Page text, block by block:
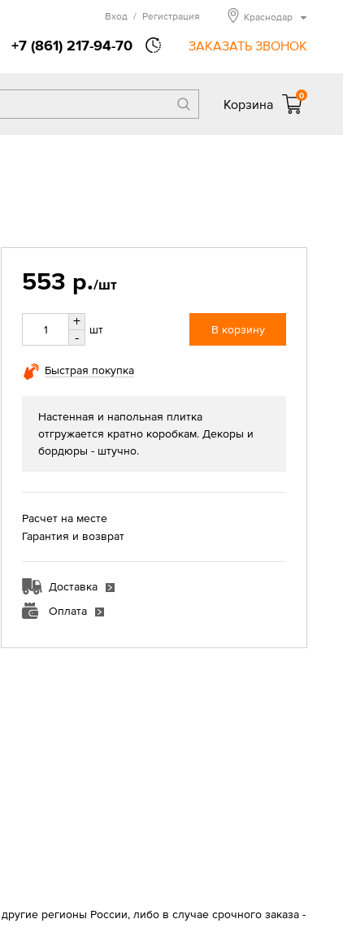
+7 (861) 217-94-70 ЗАКАЗАТЬ ЗВОНОК
Вход / Регистрация Краснодар
Корзина
0
553 р./шт
+
-
шт В корзину
Быстрая покупка
Настенная и напольная плитка
отгружается кратно коробкам. Декоры и
бордюры - штучно.
Расчет на месте
Гарантия и возврат
Доставка
Оплата
регионы России, либо в случае срочного заказа -